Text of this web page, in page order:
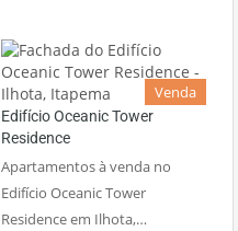
Venda
Edifício Oceanic Tower
Residence
Apartamentos à venda no
Edifício Oceanic Tower
Residence em Ilhota,…